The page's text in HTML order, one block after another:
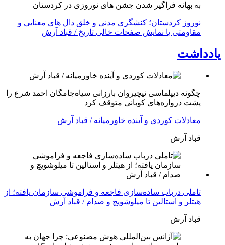
به بهانه فراگیر شدن جشن های نوروزی در کردستان
نوروز کردستان؛ کنشگری مدنی و خلق دال های معنایی و
مقاومتی یا نمایش صفحات خالی تاریخ / قباد آرش
یادداشت
چگونه دیپلماسی نیچیروان بارزانی سیاەجامگان احمد شرع را
پشت دروازەهای کوبانی متوقف کرد
معادلات کوردی و آینده خاورمیانه / قباد آرش
قباد آرش
تاملی درباب سادەسازی فاجعە و فراموشی سازمان یافتە؛ از
هیتلر و استالین تا میلوشویچ و صدام / قباد آرش
قباد آرش